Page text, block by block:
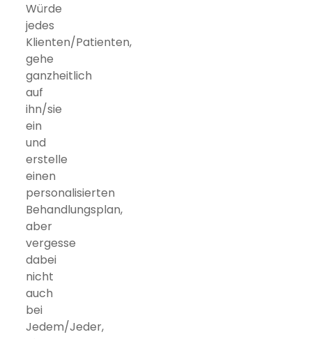
Würde
jedes
Klienten/Patienten,
gehe
ganzheitlich
auf
ihn/sie
ein
und
erstelle
einen
personalisierten
Behandlungsplan,
aber
vergesse
dabei
nicht
auch
bei
Jedem/Jeder,